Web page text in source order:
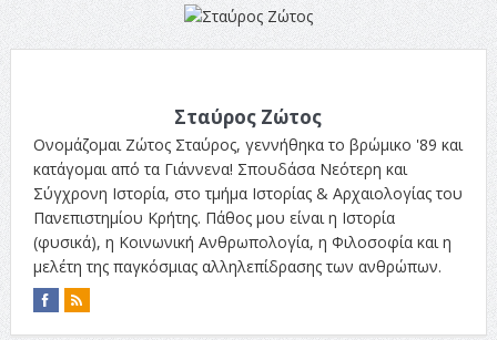
Σταύρος Ζώτος
Ονομάζομαι Ζώτος Σταύρος, γεννήθηκα το βρώμικο '89 και
κατάγομαι από τα Γιάννενα! Σπουδάσα Νεότερη και
Σύγχρονη Ιστορία, στο τμήμα Ιστορίας & Αρχαιολογίας του
Πανεπιστημίου Κρήτης. Πάθος μου είναι η Ιστορία
(φυσικά), η Κοινωνική Ανθρωπολογία, η Φιλοσοφία και η
μελέτη της παγκόσμιας αλληλεπίδρασης των ανθρώπων.